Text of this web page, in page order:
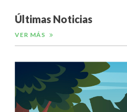
Últimas Noticias
VER MÁS